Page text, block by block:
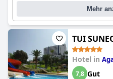
Mehr
TUI
Hotel in
7,8 Gut